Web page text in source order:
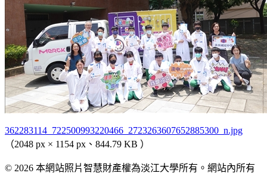
362283114_722500993220466_2723263607652885300_n.jpg
（2048 px × 1154 px、844.79 KB ）
© 2026 本網站照片智慧財產權為淡江大學所有。網站內所有